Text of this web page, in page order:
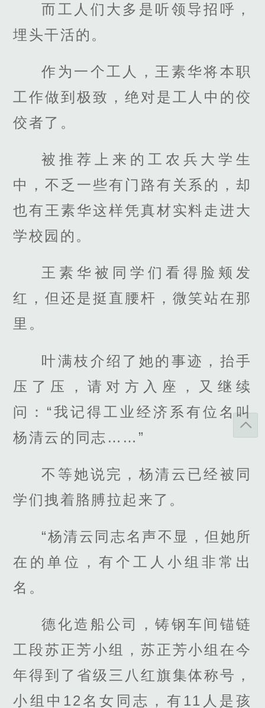
而工人们大多是听领导招呼，
埋头干活的。
作为一个工人，王素华将本职
工作做到极致，绝对是工人中的佼
佼者了。
被推荐上来的工农兵大学生
中，不乏一些有门路有关系的，却
也有王素华这样凭真材实料走进大
学校园的。
王素华被同学们看得脸颊发
红，但还是挺直腰杆，微笑站在那
里。
叶满枝介绍了她的事迹，抬手
压了压，请对方入座，又继续
问：“我记得工业经济系有位名叫
杨清云的同志……”
不等她说完，杨清云已经被同
学们拽着胳膊拉起来了。
“杨清云同志名声不显，但她所
在的单位，有个工人小组非常出
名。
德化造船公司，铸钢车间锚链
工段苏正芳小组，苏正芳小组在今
年得到了省级三八红旗集体称号，
小组中12名女同志，有11人是孩